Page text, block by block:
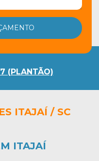
(PLANTÃO)
ITAJAÍ / SC
ITAJAÍ